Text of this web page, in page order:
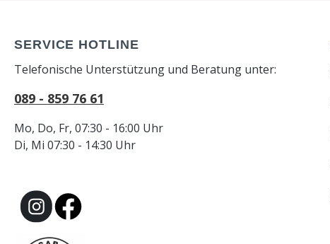
SERVICE HOTLINE
Telefonische Unterstützung und Beratung unter:
089 - 859 76 61
Mo, Do, Fr, 07:30 - 16:00 Uhr
Di, Mi 07:30 - 14:30 Uhr